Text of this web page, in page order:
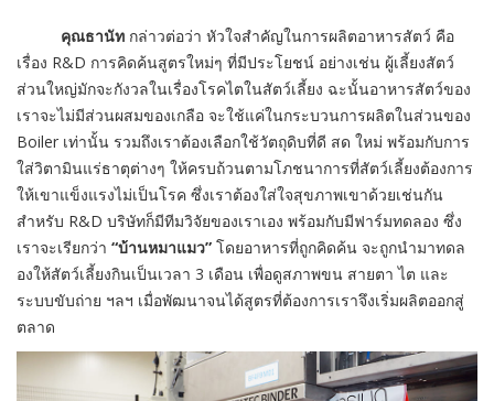
คุณธานัท กล่าวต่อว่า หัวใจสำคัญในการผลิตอาหารสัตว์ คือ
เรื่อง R&D การคิดค้นสูตรใหม่ๆ ที่มีประโยชน์ อย่างเช่น ผู้เลี้ยงสัตว์
ส่วนใหญ่มักจะกังวลในเรื่องโรคไตในสัตว์เลี้ยง ฉะนั้นอาหารสัตว์ของ
เราจะไม่มีส่วนผสมของเกลือ จะใช้แค่ในกระบวนการผลิตในส่วนของ
Boiler เท่านั้น รวมถึงเราต้องเลือกใช้วัตถุดิบที่ดี สด ใหม่ พร้อมกับการ
ใส่วิตามินแร่ธาตุต่างๆ ให้ครบถ้วนตามโภชนาการที่สัตว์เลี้ยงต้องการ
ให้เขาแข็งแรงไม่เป็นโรค ซึ่งเราต้องใส่ใจสุขภาพเขาด้วยเช่นกัน
สำหรับ R&D บริษัทก็มีทีมวิจัยของเราเอง พร้อมกับมีฟาร์มทดลอง ซึ่ง
เราจะเรียกว่า “บ้านหมาแมว” โดยอาหารที่ถูกคิดค้น จะถูกนำมาทดล
องให้สัตว์เลี้ยงกินเป็นเวลา 3 เดือน เพื่อดูสภาพขน สายตา ไต และ
ระบบขับถ่าย ฯลฯ เมื่อพัฒนาจนได้สูตรที่ต้องการเราจึงเริ่มผลิตออกสู่
ตลาด